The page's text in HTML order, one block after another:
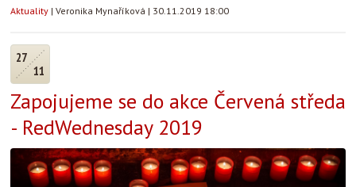
Aktuality | Veronika Mynaříková | 30.11.2019 18:00
27
11
Zapojujeme se do akce Červená středa
- RedWednesday 2019